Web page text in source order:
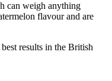
can weigh anything
flavour and are
results in the British